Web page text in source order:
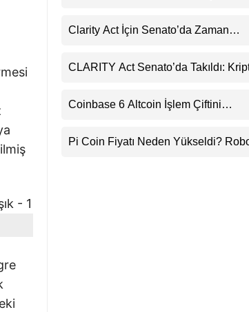
Clarity Act İçin Senato’da Zaman
CLARITY Act Senato’da Takıldı:
Coinbase 6 Altcoin İşlem Çiftini
Pi Coin Fiyatı Neden Yükseldi?